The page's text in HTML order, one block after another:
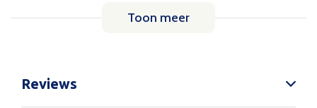
Toon meer
Reviews